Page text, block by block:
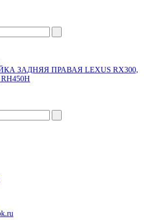
ЗАДНЯЯ ПРАВАЯ LEXUS RX300,